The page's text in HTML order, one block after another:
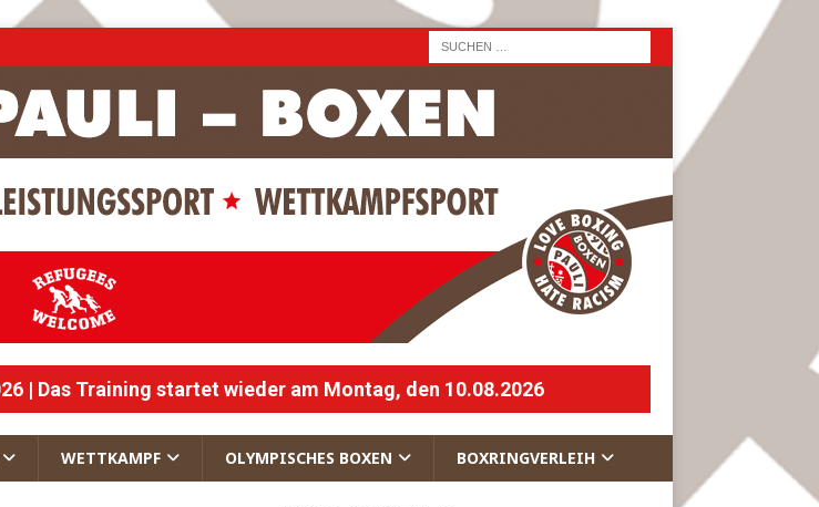
| Das Training startet wieder am Montag, den 10.08.2026
WETTKAMPF OLYMPISCHES BOXEN BOXRINGVERLEIH